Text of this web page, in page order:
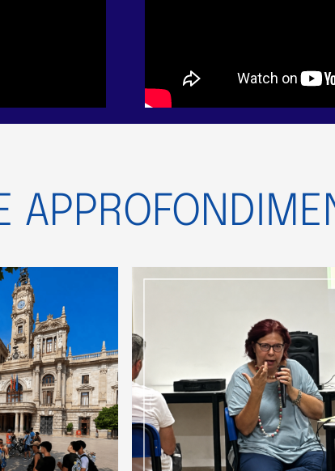
docenti Ai nostri